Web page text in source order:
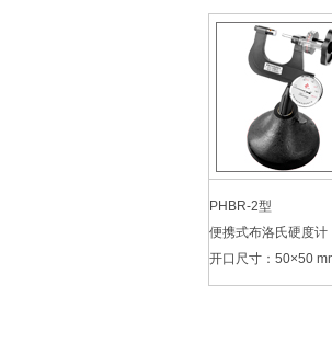
PHBR-2型
便携式布洛氏硬度计
开口尺寸：50×50